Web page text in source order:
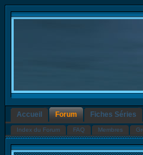
Accueil Forum Fiches Séries
Index du Forum FAQ Membres